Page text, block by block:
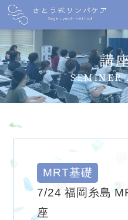
講
SEMINER
MRT基礎
7/24 福岡糸島
座